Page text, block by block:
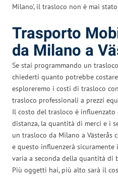
Milano’, il trasloco non è mai
Trasporto
da Milano a
Se stai programmando un
chiederti quanto potrebbe
esploreremo i costi di trasloco
trasloco professionali a prezzi
Il costo del trasloco è
distanza, la quantità di merci e i
un trasloco da Milano a Västerås
e questo influenzerà
varia a seconda della quantità di
Più oggetti hai, più alto sarà il